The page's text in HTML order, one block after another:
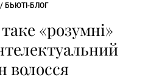
БЬЮТІ-БЛОГ
«розумні»
волосся